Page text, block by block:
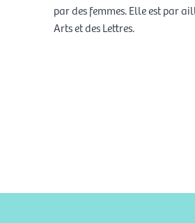
par des femmes. Elle est par
Arts et des Lettres.